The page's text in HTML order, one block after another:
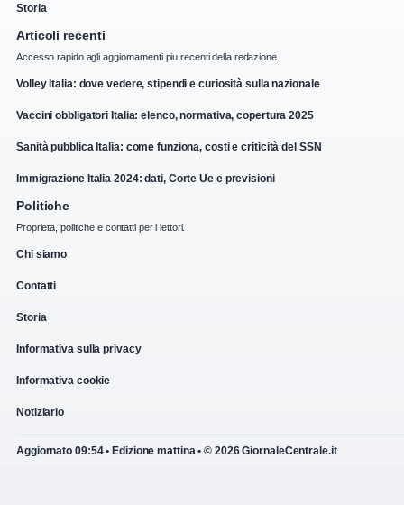
Storia
Articoli recenti
Accesso rapido agli aggiornamenti piu recenti della redazione.
Volley Italia: dove vedere, stipendi e curiosità sulla nazionale
Vaccini obbligatori Italia: elenco, normativa, copertura 2025
Sanità pubblica Italia: come funziona, costi e criticità del SSN
Immigrazione Italia 2024: dati, Corte Ue e previsioni
Politiche
Proprieta, politiche e contatti per i lettori.
Chi siamo
Contatti
Storia
Informativa sulla privacy
Informativa cookie
Notiziario
Aggiornato 09:54 • Edizione mattina • © 2026 GiornaleCentrale.it